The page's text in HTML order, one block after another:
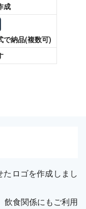
成
で納品(複数可)
ロゴを作成しまし
飲食関係にもご利用